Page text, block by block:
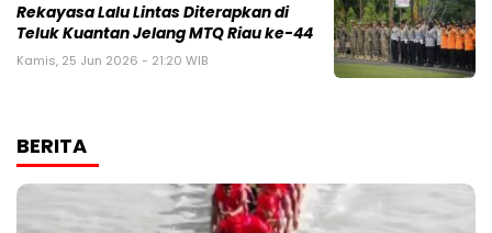
Rekayasa Lalu Lintas Diterapkan di
Teluk Kuantan Jelang MTQ Riau ke-44
Kamis, 25 Jun 2026 - 21:20 WIB
BERITA